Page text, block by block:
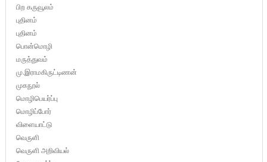
பிற கருவூலம்
புதினம்
புதினம்
பொன்மொழி
மருத்துவம்
மு.இராமகிருட்டிணன்
முகநூல்
மொழிபெயர்ப்பு
மொழிப்போர்
விளையாட்டு
வெருளி
வெருளி அறிவியல்